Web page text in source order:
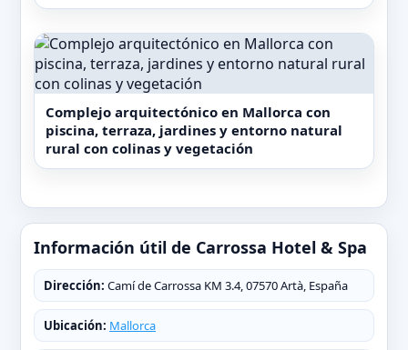
Complejo arquitectónico en Mallorca con
piscina, terraza, jardines y entorno natural
rural con colinas y vegetación
Información útil de Carrossa Hotel & Spa
Dirección: Camí de Carrossa KM 3.4, 07570 Artà, España
Ubicación: Mallorca